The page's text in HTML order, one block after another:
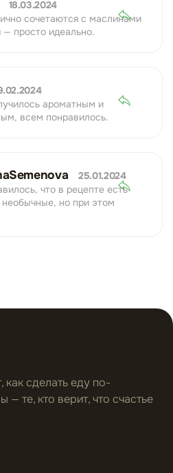
18.03.2024
сочетаются с маслинами
— просто идеально.
ароматным и
всем понравилось.
25.01.2024
что в рецепте есть
но при этом
как сделать еду по-
те, кто верит, что счастье